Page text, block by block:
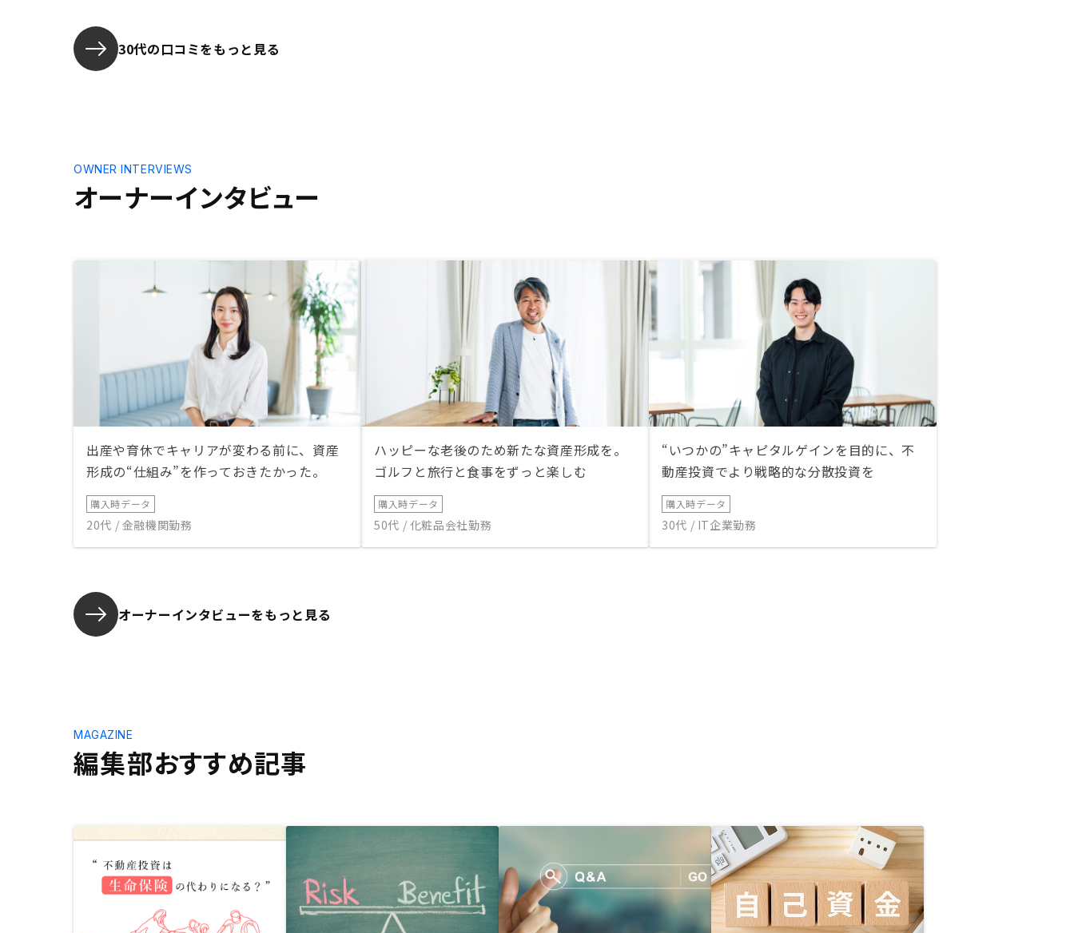
が納得できるものであったと思いま
す。
30代の口コミをもっと見る
オーナーインタビュー
OWNER INTERVIEWS
出産や育休でキャリアが変わる前に、資産
形成の“仕組み”を作っておきたかった。
購入時データ
20代 / 金融機関勤務
ハッピーな老後のため新たな資産形成を。
ゴルフと旅行と食事をずっと楽しむ
購入時データ
50代 / 化粧品会社勤務
“いつかの”キャピタルゲインを目的に、不
動産投資でより戦略的な分散投資を
購入時データ
30代 / IT企業勤務
オーナーインタビューをもっと見る
編集部おすすめ記事
MAGAZINE